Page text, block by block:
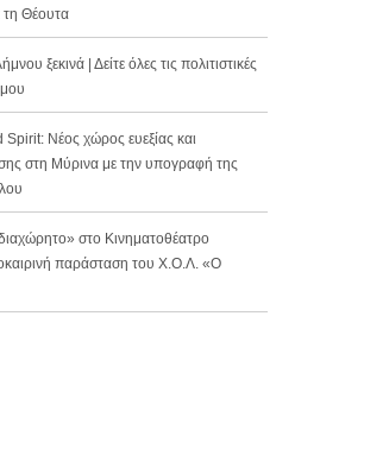
τη Θέουτα
ξεκινά | Δείτε όλες τις πολιτιστικές
Νέος χώρος ευεξίας και
στη Μύρινα με την υπογραφή της
στο Κινηματοθέατρο
παράσταση του Χ.Ο.Λ. «Ο